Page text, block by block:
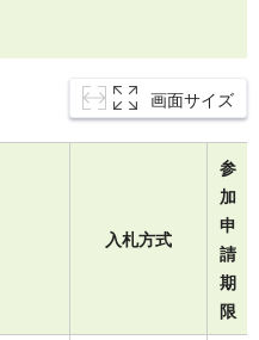
画面サイズ
入札方式
参
加
申
請
期
限